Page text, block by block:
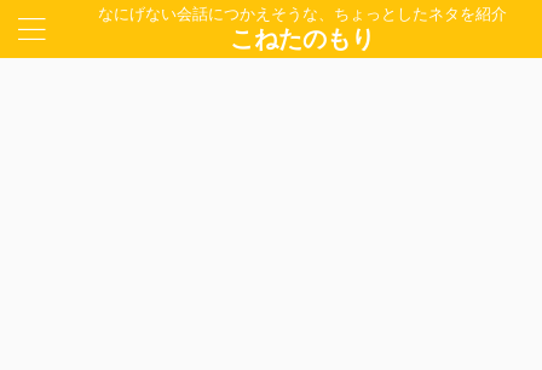
なにげない会話につかえそうな、ちょっとしたネタを紹介
こねたのもり